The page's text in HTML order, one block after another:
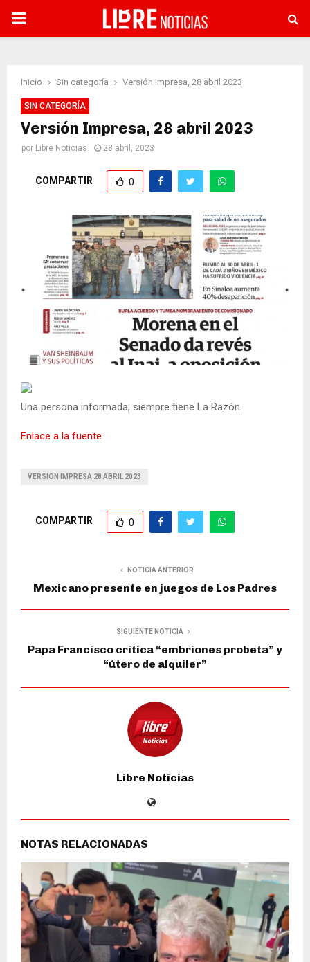
PRIMARY
Inicio Sin categoría Versión Impresa, 28 abril 2023
SIN CATEGORÍA
Versión Impresa, 28 abril 2023
por Libre Noticias 28 abril, 2023
COMPARTIR 0
Una persona informada, siempre tiene La Razón
Enlace a la fuente
VERSION IMPRESA 28 ABRIL 2023
COMPARTIR 0
NOTICIA ANTERIOR
Mexicano presente en juegos de Los Padres
SIGUIENTE NOTICIA
Papa Francisco critica “embriones probeta” y
“útero de alquiler”
Libre Noticias
NOTAS RELACIONADAS